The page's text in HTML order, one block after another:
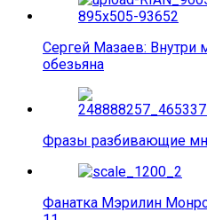
Сергей Мазаев: Внутри
обезьяна
Фразы разбивающие
Фанатка Мэрилин